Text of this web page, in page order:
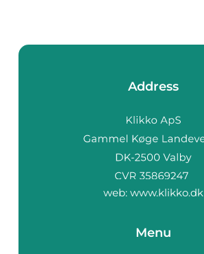
Address
web: www.klikko.dk
Menu